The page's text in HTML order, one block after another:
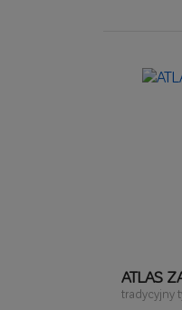
ATLAS
tradycyjny